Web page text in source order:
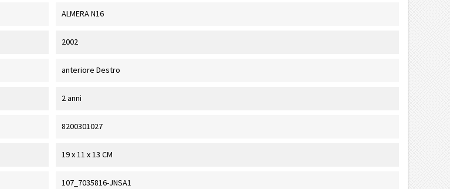
ALMERA N16
2002
anteriore Destro
2 anni
8200301027
19 x 11 x 13 CM
107_7035816-JNSA1